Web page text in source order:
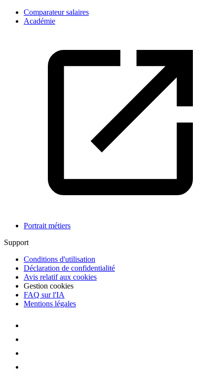
Comparateur salaires
Académie
Portrait métiers
Support
Conditions d'utilisation
Déclaration de confidentialité
Avis relatif aux cookies
Gestion cookies
FAQ sur l'IA
Mentions légales